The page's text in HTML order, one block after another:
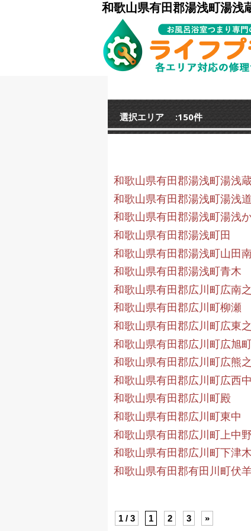
和歌山県有田郡湯浅町湯浅
選択エリア :150件
和歌山県有田郡湯浅町湯浅蔵
和歌山県有田郡湯浅町湯浅
和歌山県有田郡湯浅町湯浅か
和歌山県有田郡湯浅町田
和歌山県有田郡湯浅町山田
和歌山県有田郡湯浅町青木
和歌山県有田郡広川町広南
和歌山県有田郡広川町柳瀬
和歌山県有田郡広川町広東
和歌山県有田郡広川町広旭
和歌山県有田郡広川町広熊之
和歌山県有田郡広川町広西
和歌山県有田郡広川町殿
和歌山県有田郡広川町東中
和歌山県有田郡広川町上中野
和歌山県有田郡広川町下津木
和歌山県有田郡有田川町伏
1 / 3 1 2 3 »